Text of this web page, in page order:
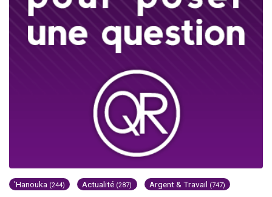
'Hanouka (244) Actualité (287) Argent & Travail (747)